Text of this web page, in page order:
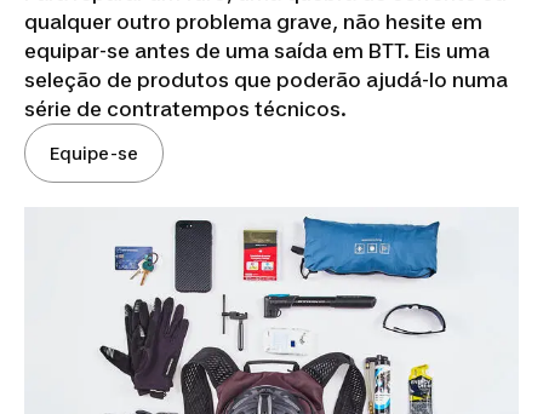
qualquer outro problema grave, não hesite em
equipar-se antes de uma saída em BTT. Eis uma
seleção de produtos que poderão ajudá-lo numa
série de contratempos técnicos.
Equipe-se